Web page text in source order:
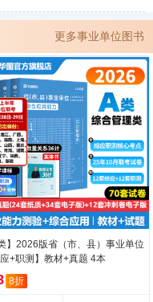
更多事业单位图书
类】2026版省（市、县）事业单位
应+职测】教材+真题 4本
8折